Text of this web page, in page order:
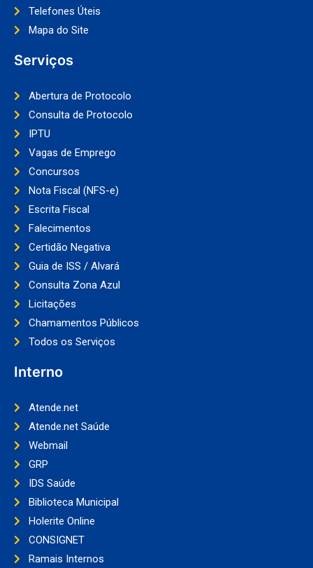
Telefones Úteis
Mapa do Site
Serviços
Abertura de Protocolo
Consulta de Protocolo
IPTU
Vagas de Emprego
Concursos
Nota Fiscal (NFS-e)
Escrita Fiscal
Falecimentos
Certidão Negativa
Guia de ISS / Alvará
Consulta Zona Azul
Licitações
Chamamentos Públicos
Todos os Serviços
Interno
Atende.net
Atende.net Saúde
Webmail
GRP
IDS Saúde
Biblioteca Municipal
Holerite Online
CONSIGNET
Ramais Internos